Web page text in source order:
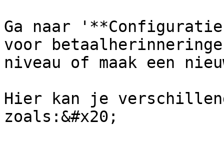
Ga naar
voor
niveau of maak een
Hier kan je
zoals:&#x20;